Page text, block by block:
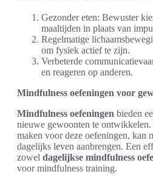
Gezonder eten: Bewuster
maaltijden in plaats van
Regelmatige
om fysiek actief te zijn.
Verbeterde
en reageren op anderen.
Mindfulness oefeningen voor
Mindfulness oefeningen bieden
nieuwe gewoonten te
maken voor deze oefeningen, kan
dagelijks leven aanbrengen. Een
zowel dagelijkse mindfulness
voor mindfulness training.